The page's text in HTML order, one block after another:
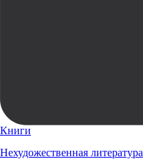
Книги
Нехудожественная литература